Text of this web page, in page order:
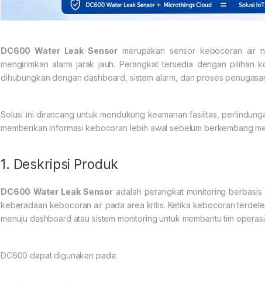
DC600 Water Leak Sensor merupakan sensor kebocoran air
mengirimkan alarm jarak jauh. Perangkat tersedia dengan pilihan
dihubungkan dengan dashboard, sistem alarm, dan proses
Solusi ini dirancang untuk mendukung keamanan fasilitas,
memberikan informasi kebocoran lebih awal sebelum berkembang
1. Deskripsi Produk
DC600 Water Leak Sensoradalah perangkat monitoring
keberadaan kebocoran air pada area kritis. Ketika kebocoran
menuju dashboard atau sistem monitoring untuk membantu tim
DC600 dapat digunakan pada: